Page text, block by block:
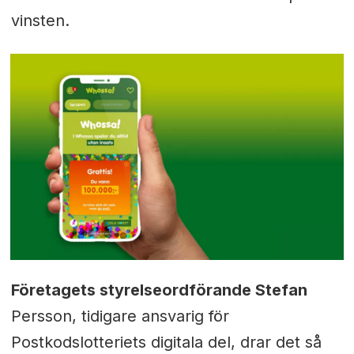
vinsten.
Företagets styrelseordförande Stefan
Persson, tidigare ansvarig för
Postkodslotteriets digitala del, drar det så